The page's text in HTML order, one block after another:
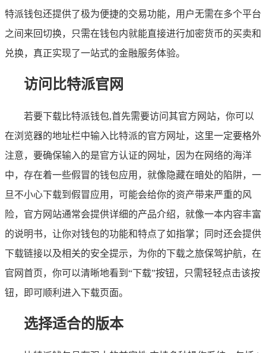
特派钱包还提供了极为便捷的交易功能，用户无需在多个平台
之间来回切换，只需在钱包内就能直接进行加密货币的买卖和
兑换，真正实现了一站式的金融服务体验。
访问比特派官网
若要下载比特派钱包,首先需要访问其官方网站，你可以
在浏览器的地址栏中输入比特派的官方网址，这里一定要格外
注意，要确保输入的是官方认证的网址，因为在网络的海洋
中，存在着一些假冒的钱包应用，就像隐藏在暗处的陷阱，一
旦不小心下载到假冒应用，可能会给你的资产带来严重的风
险，官方网站通常会提供详细的产品介绍，就像一本内容丰富
的说明书，让你对钱包的功能和特点了如指掌；同时还会提供
下载链接以及相关的安全提示，为你的下载之旅保驾护航，在
官网首页，你可以清晰地看到“下载”按钮，只需轻轻点击该按
钮，即可顺利进入下载页面。
选择适合的版本